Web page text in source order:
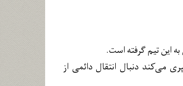
به این تیم گرفته است.
می‌کند دنبال انتقال دائمی از